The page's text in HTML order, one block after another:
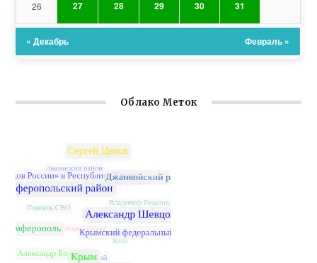
26 27 28 29 30 31
« Декабрь Февраль »
Облако Меток